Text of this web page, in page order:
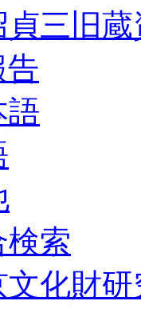
貞三旧蔵
告
語
検索
文化財